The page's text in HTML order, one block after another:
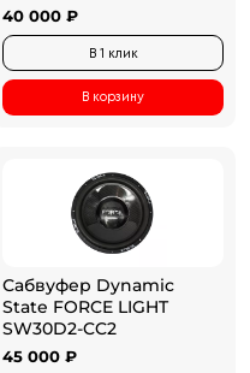
40 000 ₽
В 1 клик
В корзину
Сабвуфер Dynamic
State FORCE LIGHT
SW30D2-CC2
45 000 ₽